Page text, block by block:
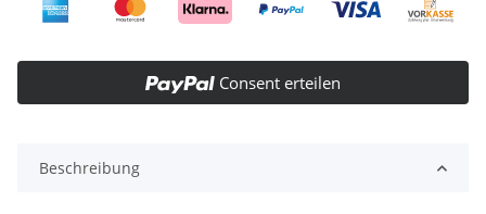
Consent erteilen
Beschreibung